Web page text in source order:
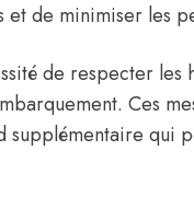
de minimiser les
de respecter les
Ces
supplémentaire qui